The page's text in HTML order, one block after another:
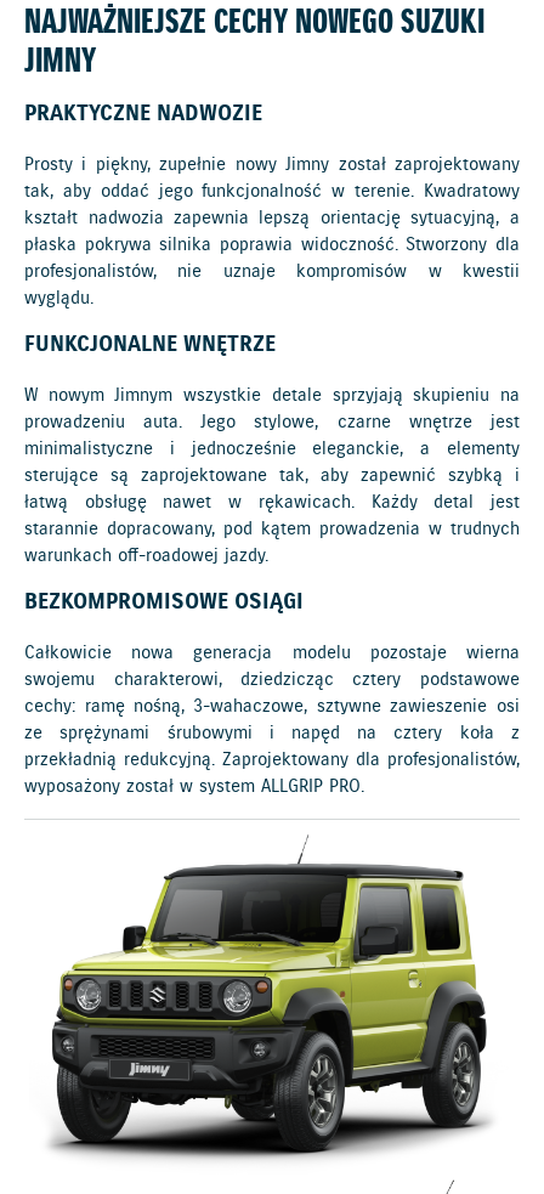
NAJWAŻNIEJSZE CECHY NOWEGO SUZUKI
JIMNY
PRAKTYCZNE NADWOZIE
Prosty i piękny, zupełnie nowy Jimny został zaprojektowany
tak, aby oddać jego funkcjonalność w terenie. Kwadratowy
kształt nadwozia zapewnia lepszą orientację sytuacyjną, a
płaska pokrywa silnika poprawia widoczność. Stworzony dla
profesjonalistów, nie uznaje kompromisów w kwestii
wyglądu.
FUNKCJONALNE WNĘTRZE
W nowym Jimnym wszystkie detale sprzyjają skupieniu na
prowadzeniu auta. Jego stylowe, czarne wnętrze jest
minimalistyczne i jednocześnie eleganckie, a elementy
sterujące są zaprojektowane tak, aby zapewnić szybką i
łatwą obsługę nawet w rękawicach. Każdy detal jest
starannie dopracowany, pod kątem prowadzenia w trudnych
warunkach off-roadowej jazdy.
BEZKOMPROMISOWE OSIĄGI
Całkowicie nowa generacja modelu pozostaje wierna
swojemu charakterowi, dziedzicząc cztery podstawowe
cechy: ramę nośną, 3-wahaczowe, sztywne zawieszenie osi
ze sprężynami śrubowymi i napęd na cztery koła z
przekładnią redukcyjną. Zaprojektowany dla profesjonalistów,
wyposażony został w system ALLGRIP PRO.